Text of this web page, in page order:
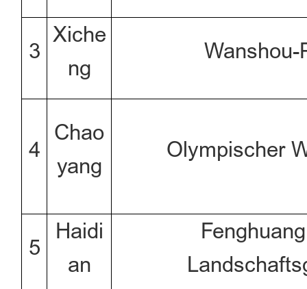
3
Xiche
ng
Wanshou-
4
Chao
yang
Olympischer
5
Haidi
an